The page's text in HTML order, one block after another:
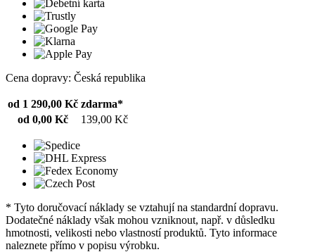
Cena dopravy: Česká republika
od 1 290,00 Kč zdarma*
od 0,00 Kč
139,00 Kč
* Tyto doručovací náklady se vztahují na standardní dopravu.
Dodatečné náklady však mohou vzniknout, např. v důsledku
hmotnosti, velikosti nebo vlastností produktů. Tyto informace
naleznete přímo v popisu výrobku.